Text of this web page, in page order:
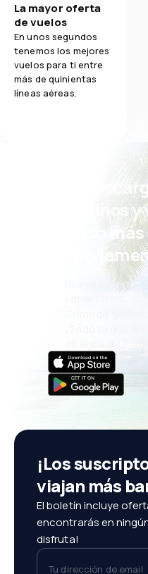
Comodidad de viaje
Transporte de equipaje
Comidas
La mayor oferta
de vuelos
En unos segundos
tenemos los mejores
vuelos para ti entre
más de quinientas
líneas aéreas.
¡Eh!
eDestinos
incluso más
Nuevas
vacaciones,
Cómoda
¡Todo lo que
¡Los
viajan más
El boletín incluye
encontrarás en
disfruta!
Tu dirección de email